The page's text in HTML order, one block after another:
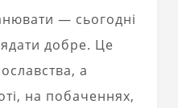
— сьогодні
добре. Це
а
на побаченнях,